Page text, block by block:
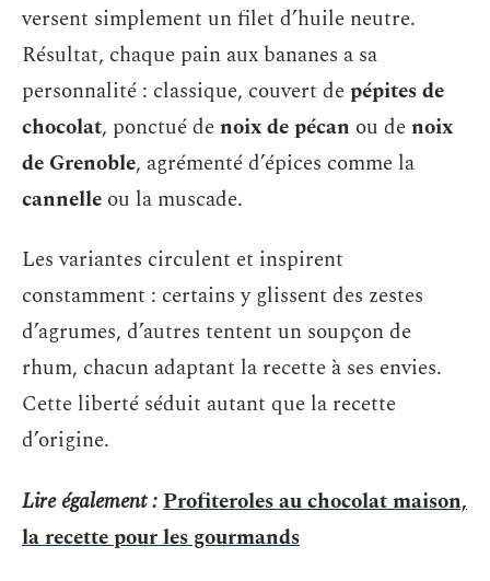
versent simplement un filet d’huile neutre.
Résultat, chaque pain aux bananes a sa
personnalité : classique, couvert depépites de
chocolat, ponctué denoix de pécan ou denoix
de Grenoble, agrémenté d’épices comme la
cannelle ou la muscade.
Les variantes circulent et inspirent
constamment : certains y glissent des zestes
d’agrumes, d’autres tentent un soupçon de
rhum, chacun adaptant la recette à ses envies.
Cette liberté séduit autant que la recette
d’origine.
Lire également :Profiteroles au chocolat maison,
la recette pour les gourmands